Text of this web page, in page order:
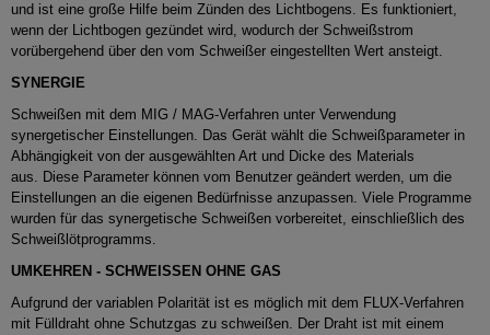
und ist eine große Hilfe beim Zünden des Lichtbogens. Es funktioniert,
wenn der Lichtbogen gezündet wird, wodurch der Schweißstrom
vorübergehend über den vom Schweißer eingestellten Wert ansteigt.
SYNERGIE
Schweißen mit dem MIG / MAG-Verfahren unter Verwendung
synergetischer Einstellungen. Das Gerät wählt die Schweißparameter in
Abhängigkeit von der ausgewählten Art und Dicke des Materials
aus. Diese Parameter können vom Benutzer geändert werden, um die
Einstellungen an die eigenen Bedürfnisse anzupassen. Viele Programme
wurden für das synergetische Schweißen vorbereitet, einschließlich des
Schweißlötprogramms.
UMKEHREN - SCHWEISSEN OHNE GAS
Aufgrund der variablen Polarität ist es möglich mit dem FLUX-Verfahren
mit Fülldraht ohne Schutzgas zu schweißen. Der Draht ist mit einem